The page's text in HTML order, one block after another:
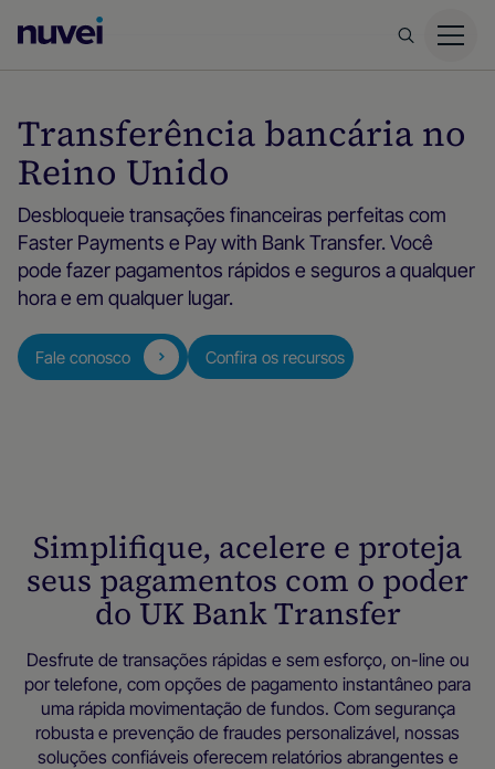
inicial
Nuvei
Transferência bancária no
Reino Unido
Desbloqueie transações financeiras perfeitas com
Faster Payments e Pay with Bank Transfer. Você
pode fazer pagamentos rápidos e seguros a qualquer
hora e em qualquer lugar.
Fale conosco Confira os recursos
Simplifique, acelere e proteja
seus pagamentos com o poder
do UK Bank Transfer
Desfrute de transações rápidas e sem esforço, on-line ou
por telefone, com opções de pagamento instantâneo para
uma rápida movimentação de fundos. Com segurança
robusta e prevenção de fraudes personalizável, nossas
soluções confiáveis oferecem relatórios abrangentes e